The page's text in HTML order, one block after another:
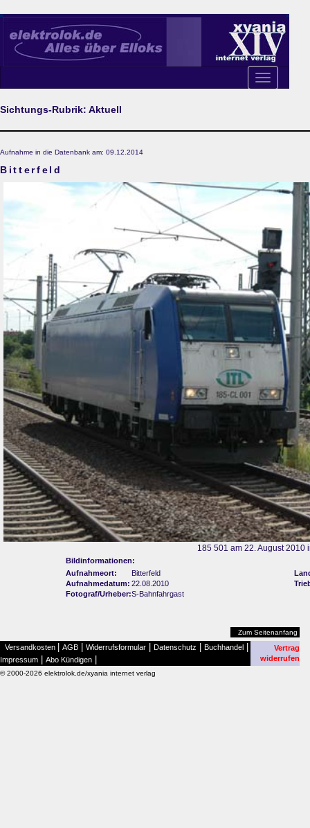
Toggle
navigation
Sichtungs-Rubrik: Aktuell
Aufnahme in die Datenbank am: 09.12.2014
Bitterfeld
185 501 am 22. August 2010
Bildinformationen:
Aufnahmeort:
Bitterfeld
Aufnahmedatum: 22.08.2010
Fotograf/Urheber:S-Bahnfahrgast
Zum Seitenanfang
Versandkosten AGB Widerrufsformular Datenschutz Buchhandel
Impressum Abo Kündigen
Vertrag
widerrufen
© 2000-2026 elektrolok.de/xyania internet verlag